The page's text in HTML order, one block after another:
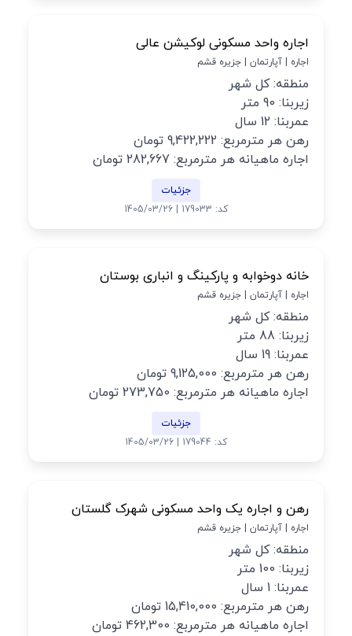
اجاره واحد مسکونی لوکیشن عالی
اجاره | آپارتمان | جزیره قشم
منطقه: کل شهر
زیربنا: 90 متر
عمربنا: 12 سال
رهن هر مترمربع: 9,422,222 تومان
اجاره ماهیانه هر مترمربع: 282,667 تومان
جزئیات
کد: 179033 | 1405/03/26
خانه دوخوابه و پارکینگ و انباری بوستان
اجاره | آپارتمان | جزیره قشم
منطقه: کل شهر
زیربنا: 88 متر
عمربنا: 19 سال
رهن هر مترمربع: 9,125,000 تومان
اجاره ماهیانه هر مترمربع: 273,750 تومان
جزئیات
کد: 179044 | 1405/03/26
رهن و اجاره یک واحد مسکونی شهرک گلستان
اجاره | آپارتمان | جزیره قشم
منطقه: کل شهر
زیربنا: 100 متر
عمربنا: 1 سال
رهن هر مترمربع: 15,410,000 تومان
اجاره ماهیانه هر مترمربع: 462,300 تومان